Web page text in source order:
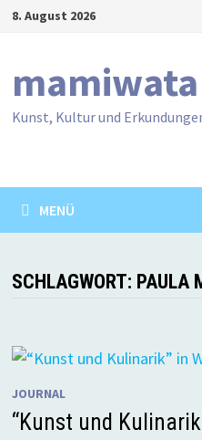
Zum8. August 2026
mamiwata
Kunst, Kultur und
MENÜ
SCHLAGWORT: PAULA
JOURNAL
“Kunst und